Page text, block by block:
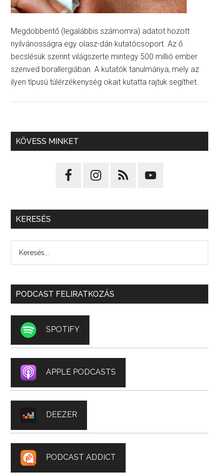
Megdöbbentő (legalábbis számomra) adatot hozott
nyilvánosságra egy olasz-dán kutatócsoport. Az ő
becslésük szerint világszerte mintegy 500 millió ember
szenved borallergiában. A kutatók tanulmánya, mely az
ilyen típusú túlérzékenység okait kutatta rajtuk segíthet.
KÖVESS MINKET
KERESÉS
PODCAST FELIRATKOZÁS
SPOTIFY
APPLE PODCASTS
DEEZER
PODCAST ADDICT